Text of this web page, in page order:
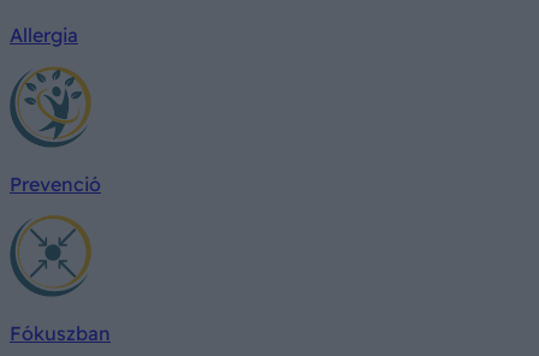
Allergia
Prevenció
Fókuszban